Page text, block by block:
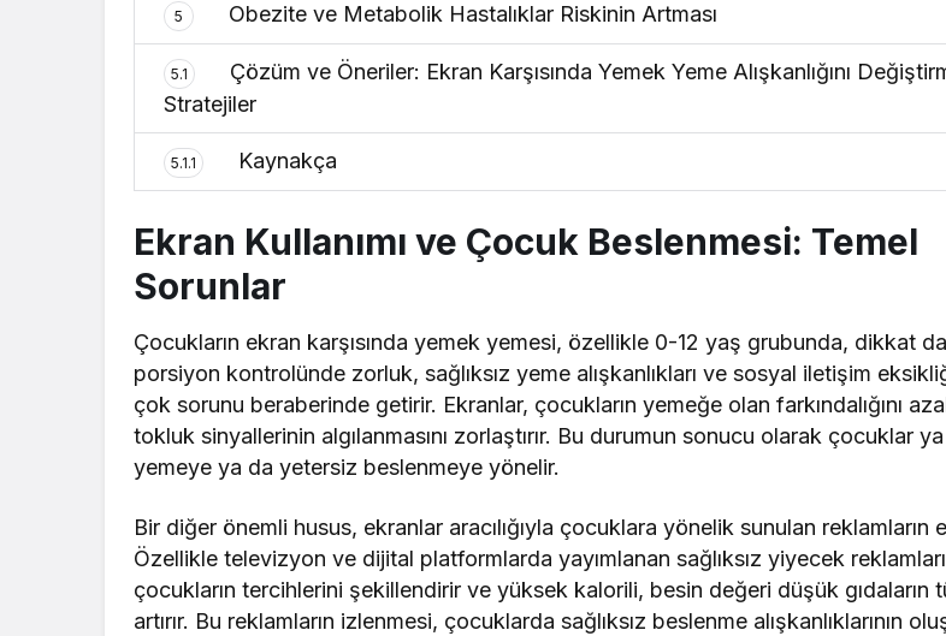
5 Obezite ve Metabolik Hastalıklar Riskinin Artması
5.1
Çözüm ve Öneriler: Ekran Karşısında Yemek Yeme Alışkanlığını
Stratejiler
5.1.1 Kaynakça
Ekran Kullanımı ve Çocuk Beslenmesi: Temel
Sorunlar
Çocukların ekran karşısında yemek yemesi, özellikle 0-12 yaş grubunda, dikkat
porsiyon kontrolünde zorluk, sağlıksız yeme alışkanlıkları ve sosyal iletişim
çok sorunu beraberinde getirir. Ekranlar, çocukların yemeğe olan farkındalığını
tokluk sinyallerinin algılanmasını zorlaştırır. Bu durumun sonucu olarak çocuklar ya
yemeye ya da yetersiz beslenmeye yönelir.
Bir diğer önemli husus, ekranlar aracılığıyla çocuklara yönelik sunulan reklamların
Özellikle televizyon ve dijital platformlarda yayımlanan sağlıksız yiyecek
çocukların tercihlerini şekillendirir ve yüksek kalorili, besin değeri düşük gıdaların
artırır. Bu reklamların izlenmesi, çocuklarda sağlıksız beslenme alışkanlıklarının